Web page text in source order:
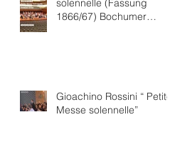
solennelle (Fassung
1866/67) Bochumer
Gioachino Rossini “ Petite
Messe solennelle”